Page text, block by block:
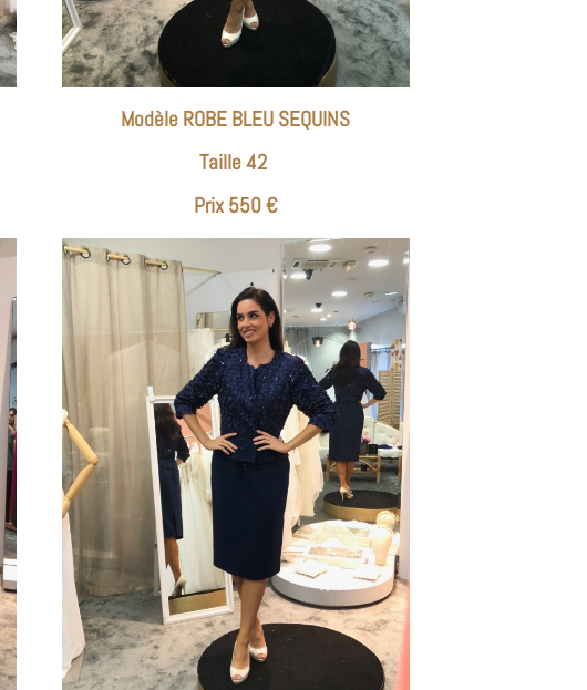
Modèle ROBE BLEU SEQUINS
Taille 42
Prix 550 €